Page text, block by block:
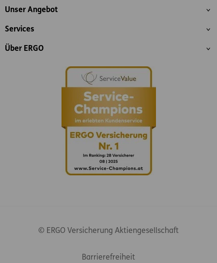
Inhaltsübersicht
Unser Angebot
Services
Über ERGO
© ERGO Versicherung Aktiengesellschaft
Barrierefreiheit